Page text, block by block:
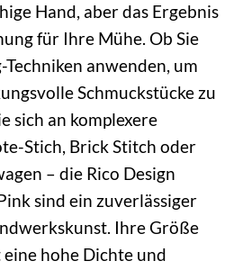
Hand, aber das Ergebnis
für Ihre Mühe. Ob Sie
anwenden, um
Schmuckstücke zu
sich an komplexere
Stich, Brick Stitch oder
– die Rico Design
sind ein zuverlässiger
Ihre Größe
hohe Dichte und